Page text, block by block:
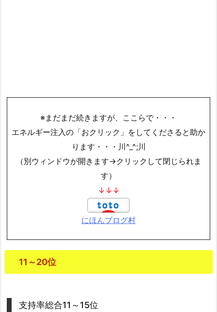
※まだまだ続きますが、ここらで・・・
エネルギー注入の「おクリック」をしてくださると助か
ります・・・川^_^;川
（別ウィンドウが開きます→クリックして閉じられま
す）
↓↓↓
にほんブログ村
11～20位
支持率総合11～15位